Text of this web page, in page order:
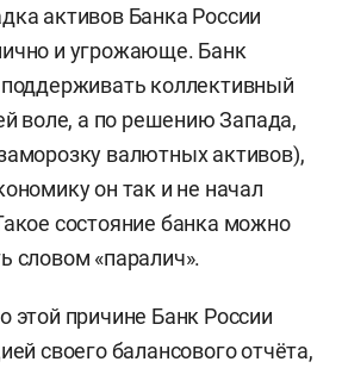
активов Банка России
и угрожающе. Банк
коллективный
воле, а по решению Запада,
валютных активов),
он так и не начал
состояние банка можно
словом «паралич».
этой причине Банк России
своего балансового отчёта,